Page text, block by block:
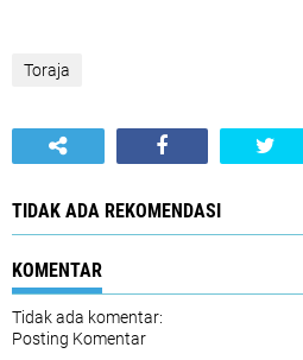
Toraja
TIDAK ADA REKOMENDASI
KOMENTAR
Tidak ada komentar:
Posting Komentar